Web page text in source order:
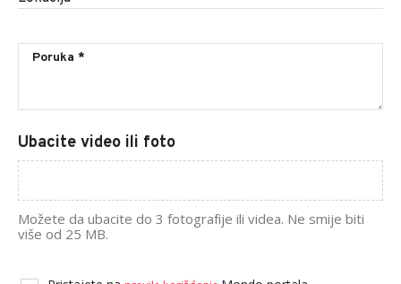
Ubacite video ili foto
Možete da ubacite do 3 fotografije ili videa. Ne smije biti
više od 25 MB.